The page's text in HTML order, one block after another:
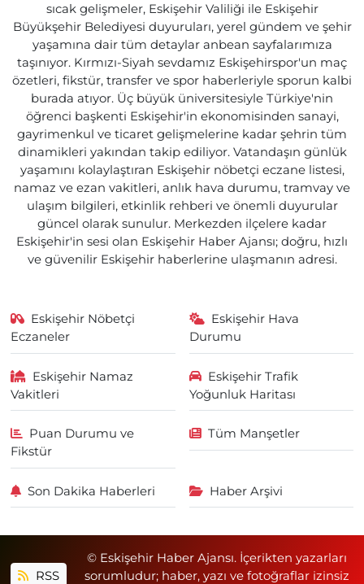
sıcak gelişmeler, Eskişehir Valiliği ile Eskişehir
Büyükşehir Belediyesi duyuruları, yerel gündem ve şehir
yaşamına dair tüm detaylar anbean sayfalarımıza
taşınıyor. Kırmızı-Siyah sevdamız Eskişehirspor'un maç
özetleri, fikstür, transfer ve spor haberleriyle sporun kalbi
burada atıyor. Üç büyük üniversitesiyle Türkiye'nin
öğrenci başkenti Eskişehir'in ekonomisinden sanayi,
gayrimenkul ve ticaret gelişmelerine kadar şehrin tüm
dinamikleri yakından takip ediliyor. Vatandaşın günlük
yaşamını kolaylaştıran Eskişehir nöbetçi eczane listesi,
namaz ve ezan vakitleri, anlık hava durumu, tramvay ve
ulaşım bilgileri, etkinlik rehberi ve önemli duyurular
güncel olarak sunulur. Merkezden ilçelere kadar
Eskişehir'in sesi olan Eskişehir Haber Ajansı; doğru, hızlı
ve güvenilir Eskişehir haberlerine ulaşmanın adresi.
Eskişehir Nöbetçi
Eczaneler
Eskişehir Hava
Durumu
Eskişehir Namaz
Vakitleri
Eskişehir Trafik
Yoğunluk Haritası
Puan Durumu ve
Fikstür
Tüm Manşetler
Son Dakika Haberleri Haber Arşivi
RSS
© Eskişehir Haber Ajansı. İçerikten yazarları
sorumludur; haber, yazı ve fotoğraflar izinsiz